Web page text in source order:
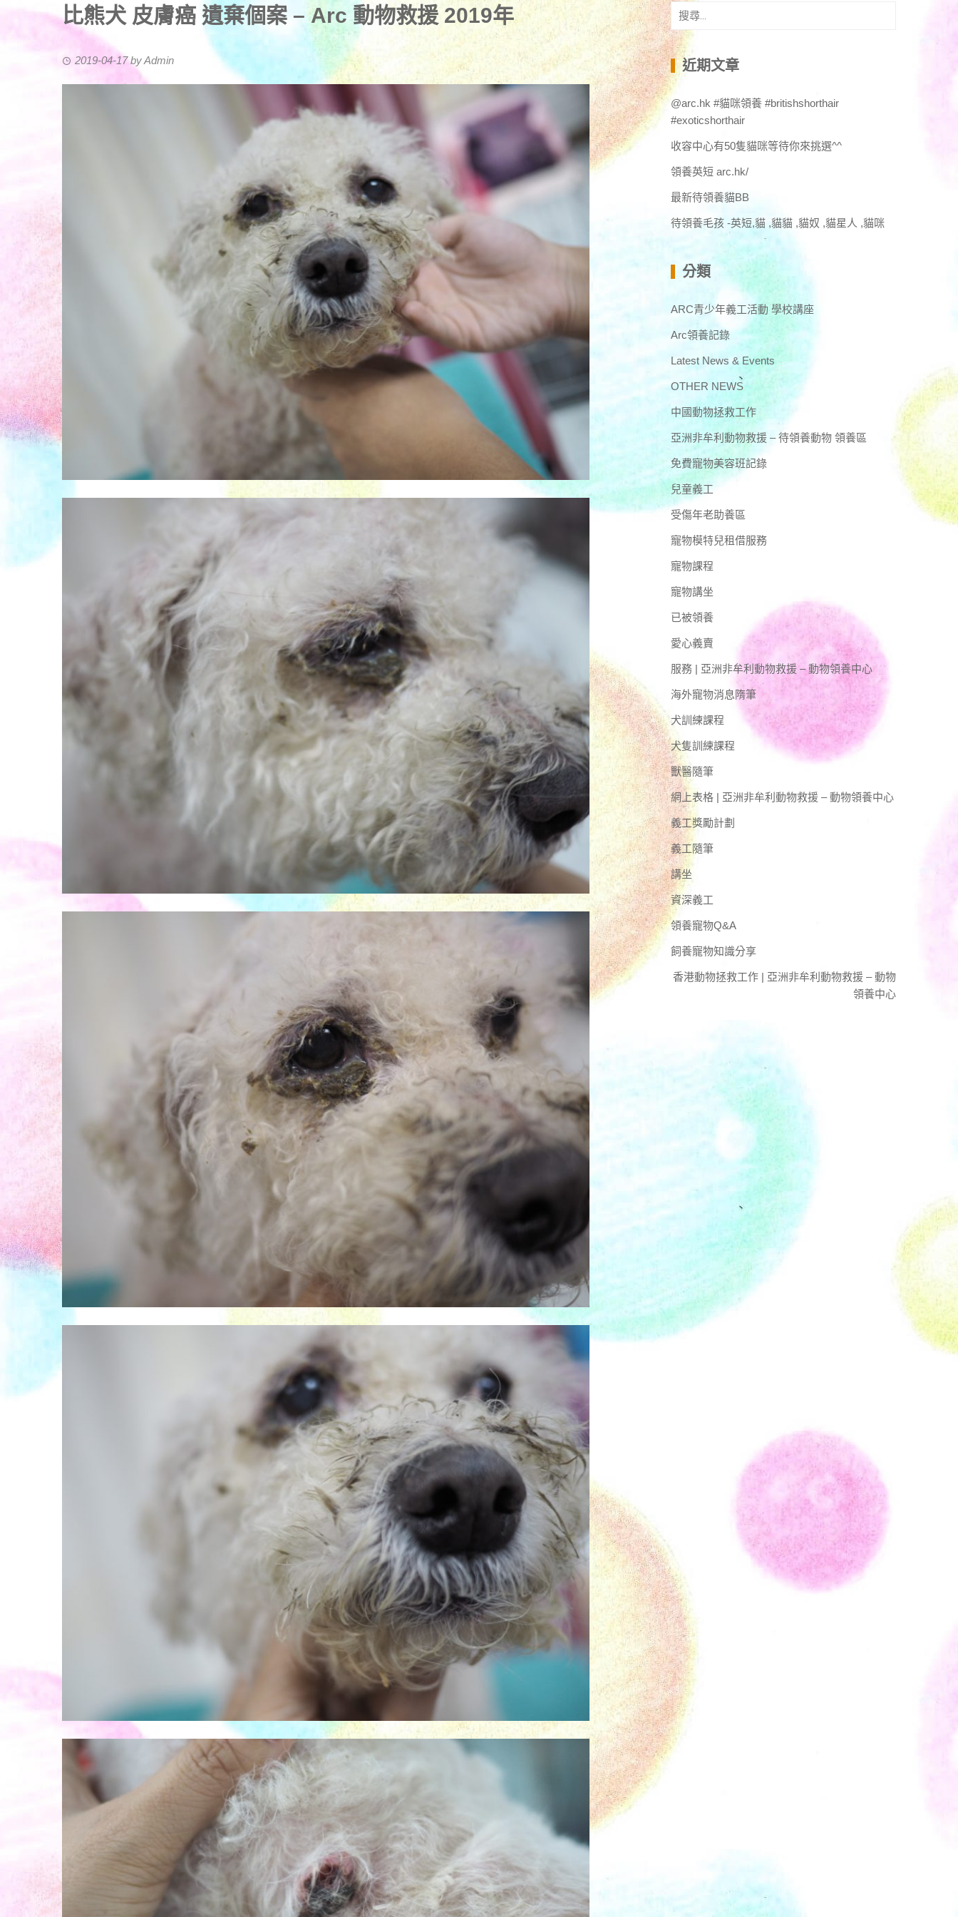
比熊犬 皮膚癌 遺棄個案 – Arc 動物救援 2019年
2019-04-17byAdmin
搜
尋
關
鍵
字:
近期文章
@arc.hk #貓咪領養 #britishshorthair
#exoticshorthair
收容中心有50隻貓咪等待你來挑選^^
領養英短 arc.hk/
最新待領養貓BB
待領養毛孩 -英短,貓 ,貓貓 ,貓奴 ,貓星人 ,貓咪
分類
ARC青少年義工活動 學校講座
Arc領養記錄
Latest News & Events
OTHER NEWS
中國動物拯救工作
亞洲非牟利動物救援 – 待領養動物 領養區
免費寵物美容班記錄
兒童義工
受傷年老助養區
寵物模特兒租借服務
寵物課程
寵物講坐
已被領養
愛心義賣
服務 | 亞洲非牟利動物救援 – 動物領養中心
海外寵物消息隋筆
犬訓練課程
犬隻訓練課程
獸醫隨筆
網上表格 | 亞洲非牟利動物救援 – 動物領養中心
義工獎勵計劃
義工隨筆
講坐
資深義工
領養寵物Q&A
飼養寵物知識分享
香港動物拯救工作 | 亞洲非牟利動物救援 – 動物
領養中心